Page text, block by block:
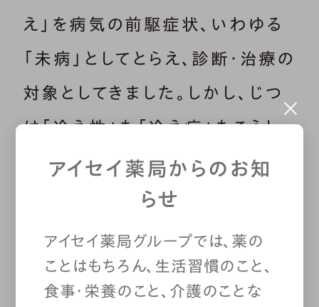
え」を病気の前駆症状、いわゆる
「未病」としてとらえ、診断・治療の
対象としてきました。しかし、じつ
は「冷え性」も「冷え症」もこうし
た概念は日本特有のものなので
す。漢方医学（日本の伝統的な医
学）においても、「冷え症」という
言葉が用いられるようになったの
は、昭和の中頃からとされていま
アイセイ薬局からのお知
らせ
アイセイ薬局グループでは、薬の
ことはもちろん、生活習慣のこと、
食事・栄養のこと、介護のことな